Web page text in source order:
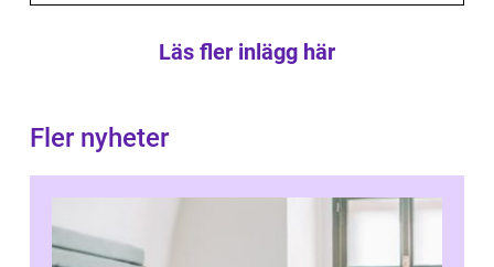
Läs fler inlägg här
Fler nyheter